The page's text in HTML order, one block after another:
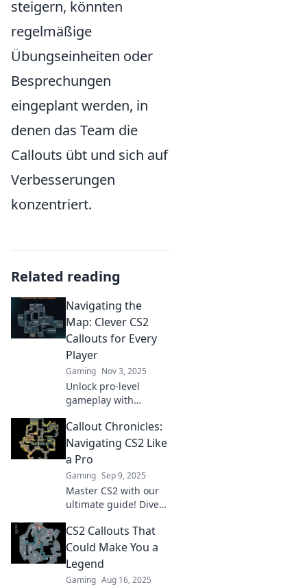
steigern, könnten
regelmäßige
Übungseinheiten oder
Besprechungen
eingeplant werden, in
denen das Team die
Callouts übt und sich auf
Verbesserungen
konzentriert.
Related reading
Navigating the
Map: Clever CS2
Callouts for Every
Player
Gaming Nov 3, 2025
Unlock pro-level
gameplay with
Elevate your skills and
dominate every match
with our ultimate
Callout Chronicles:
Navigating CS2 Like
a Pro
Gaming Sep 9, 2025
Master CS2 with our
ultimate guide! Dive
and tricks that will
elevate your
gameplay to pro
status. Don’t miss out!
CS2 Callouts That
Could Make You a
Legend
Gaming Aug 16, 2025